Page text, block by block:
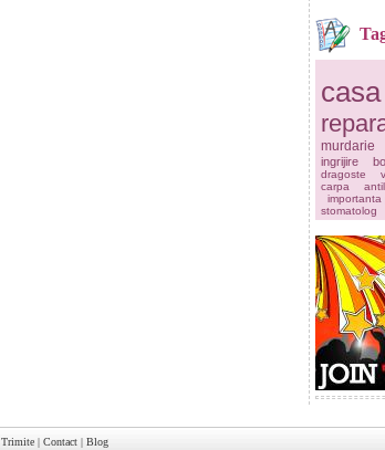
casa
murdarie
ingrijire
dragoste
carpa
importanta
stomatolog
Trimite | Contact | Blog